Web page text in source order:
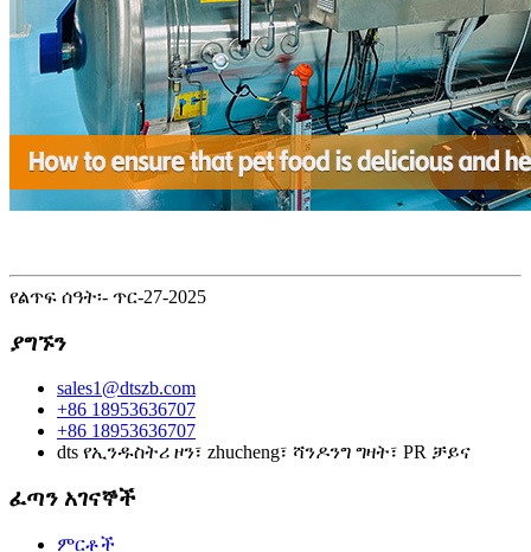
የልጥፍ ሰዓት፡- ጥር-27-2025
ያግኙን
sales1@dtszb.com
+86 18953636707
+86 18953636707
dts የኢንዱስትሪ ዞን፣ zhucheng፣ ሻንዶንግ ግዛት፣ PR ቻይና
ፈጣን አገናኞች
ምርቶች